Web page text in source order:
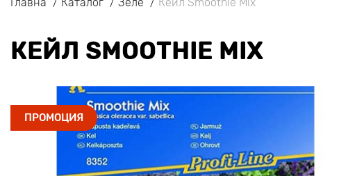
КЕЙЛ SMOOTHIE MIX
ПРОМОЦИЯ